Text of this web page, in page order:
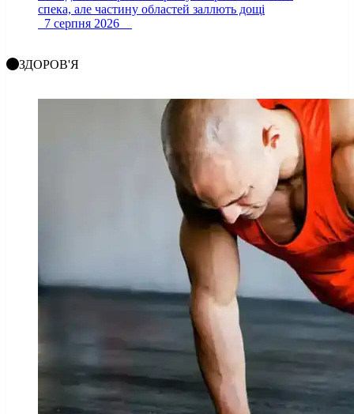
спека, але частину областей заллють дощі
7 серпня 2026
ЗДОРОВ'Я